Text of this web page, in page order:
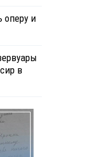
оперу и
в